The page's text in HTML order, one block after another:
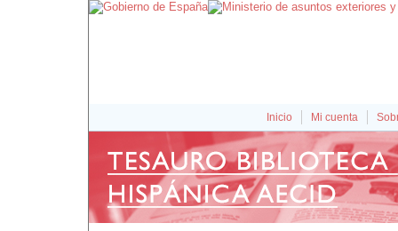
Inicio Mi cuenta